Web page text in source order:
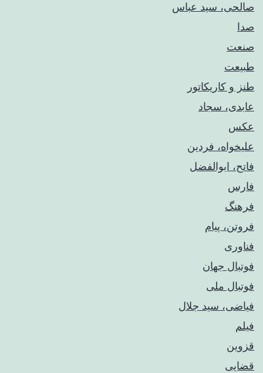
صالحی، سید عباس
صدا
صنعت
طبیعت
طنز و کاریکاتور
عابدی، سجاد
عکس
علیخواه، فردین
فاتح، ابوالفضل
فارس
فرهنگ
فروتن، پیام
فناوری
فوتبال جهان
فوتبال ملی
فیاضی، سید جلال
فیلم
قزوین
قضایی